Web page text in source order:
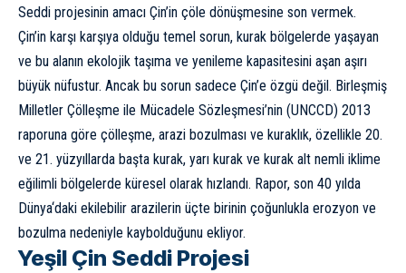
Seddi projesinin amacı Çin’in çöle dönüşmesine son vermek.
Çin’in karşı karşıya olduğu temel sorun, kurak bölgelerde yaşayan
ve bu alanın ekolojik taşıma ve yenileme kapasitesini aşan aşırı
büyük nüfustur. Ancak bu sorun sadece Çin’e özgü değil. Birleşmiş
Milletler Çölleşme ile Mücadele Sözleşmesi’nin (UNCCD) 2013
raporuna göre çölleşme, arazi bozulması ve kuraklık, özellikle 20.
ve 21. yüzyıllarda başta kurak, yarı kurak ve kurak alt nemli iklime
eğilimli bölgelerde küresel olarak hızlandı. Rapor, son 40 yılda
Dünya‘daki ekilebilir arazilerin üçte birinin çoğunlukla erozyon ve
bozulma nedeniyle kaybolduğunu ekliyor.
Yeşil Çin Seddi Projesi